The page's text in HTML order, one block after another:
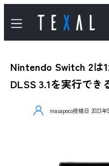
Nintendo Switch 2は
DLSS 3.1を実行でき
masapoco投稿日 2023年